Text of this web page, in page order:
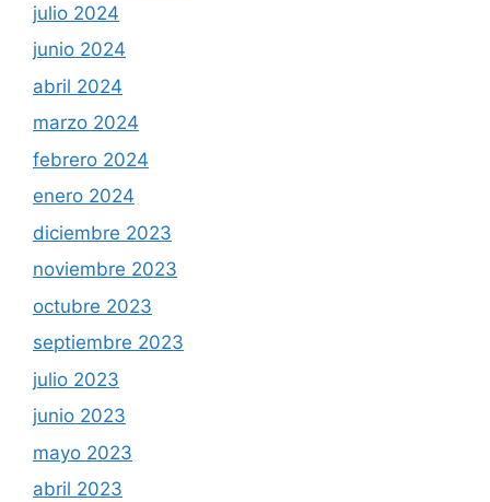
julio 2024
junio 2024
abril 2024
marzo 2024
febrero 2024
enero 2024
diciembre 2023
noviembre 2023
octubre 2023
septiembre 2023
julio 2023
junio 2023
mayo 2023
abril 2023